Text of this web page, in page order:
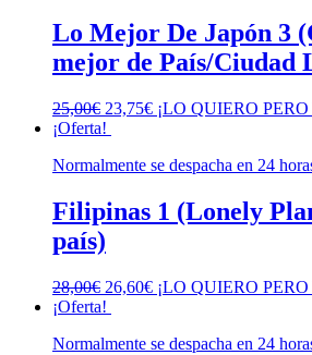
Lo Mejor De Japón 3
mejor de País/Ciudad
25,00€ El
precio
era:
23,75€El
es:
¡LO QUIERO
¡Oferta!
Normalmente se despacha en 24
Filipinas 1 (Lonely
país)
28,00€ El
precio
era:
26,60€El
es:
¡LO QUIERO
¡Oferta!
Normalmente se despacha en 24